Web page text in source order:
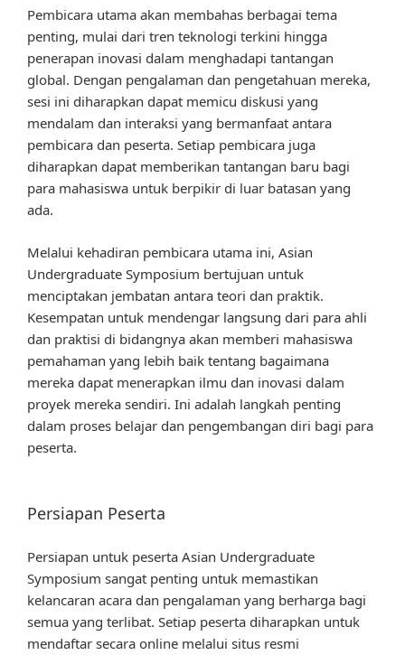
Pembicara utama akan membahas berbagai tema
penting, mulai dari tren teknologi terkini hingga
penerapan inovasi dalam menghadapi tantangan
global. Dengan pengalaman dan pengetahuan mereka,
sesi ini diharapkan dapat memicu diskusi yang
mendalam dan interaksi yang bermanfaat antara
pembicara dan peserta. Setiap pembicara juga
diharapkan dapat memberikan tantangan baru bagi
para mahasiswa untuk berpikir di luar batasan yang
ada.
Melalui kehadiran pembicara utama ini, Asian
Undergraduate Symposium bertujuan untuk
menciptakan jembatan antara teori dan praktik.
Kesempatan untuk mendengar langsung dari para ahli
dan praktisi di bidangnya akan memberi mahasiswa
pemahaman yang lebih baik tentang bagaimana
mereka dapat menerapkan ilmu dan inovasi dalam
proyek mereka sendiri. Ini adalah langkah penting
dalam proses belajar dan pengembangan diri bagi para
peserta.
Persiapan Peserta
Persiapan untuk peserta Asian Undergraduate
Symposium sangat penting untuk memastikan
kelancaran acara dan pengalaman yang berharga bagi
semua yang terlibat. Setiap peserta diharapkan untuk
mendaftar secara online melalui situs resmi